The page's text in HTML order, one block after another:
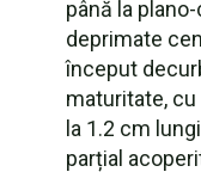
până la
deprimate
început
maturitate,
la 1.2 cm
parțial